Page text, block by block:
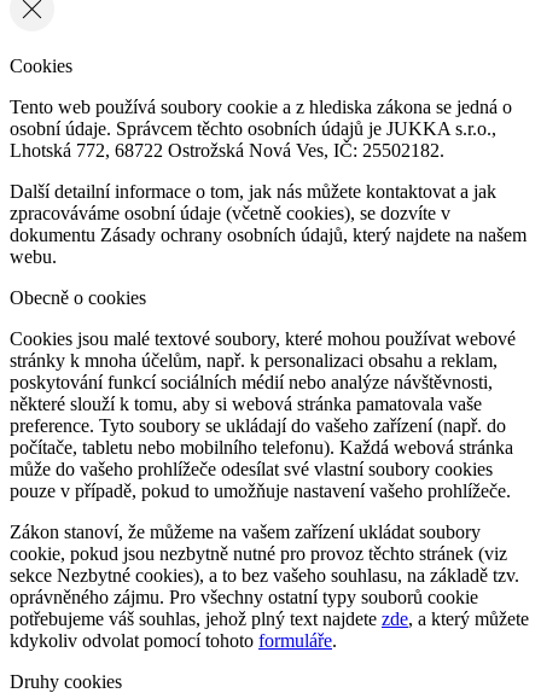
Cookies
Tento web používá soubory cookie a z hlediska zákona se jedná o
osobní údaje. Správcem těchto osobních údajů je JUKKA s.r.o.,
Lhotská 772, 68722 Ostrožská Nová Ves, IČ: 25502182.
Další detailní informace o tom, jak nás můžete kontaktovat a jak
zpracováváme osobní údaje (včetně cookies), se dozvíte v
dokumentu Zásady ochrany osobních údajů, který najdete na našem
webu.
Obecně o cookies
Cookies jsou malé textové soubory, které mohou používat webové
stránky k mnoha účelům, např. k personalizaci obsahu a reklam,
poskytování funkcí sociálních médií nebo analýze návštěvnosti,
některé slouží k tomu, aby si webová stránka pamatovala vaše
preference. Tyto soubory se ukládají do vašeho zařízení (např. do
počítače, tabletu nebo mobilního telefonu). Každá webová stránka
může do vašeho prohlížeče odesílat své vlastní soubory cookies
pouze v případě, pokud to umožňuje nastavení vašeho prohlížeče.
Zákon stanoví, že můžeme na vašem zařízení ukládat soubory
cookie, pokud jsou nezbytně nutné pro provoz těchto stránek (viz
sekce Nezbytné cookies), a to bez vašeho souhlasu, na základě tzv.
oprávněného zájmu. Pro všechny ostatní typy souborů cookie
potřebujeme váš souhlas, jehož plný text najdete zde, a který můžete
kdykoliv odvolat pomocí tohoto formuláře.
Druhy cookies